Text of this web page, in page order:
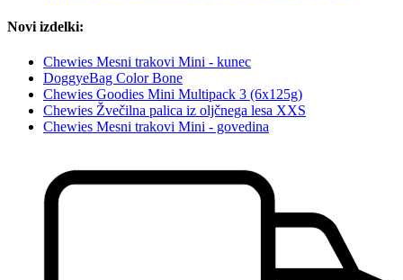
Novi izdelki:
Chewies Mesni trakovi Mini - kunec
DoggyeBag Color Bone
Chewies Goodies Mini Multipack 3 (6x125g)
Chewies Žvečilna palica iz oljčnega lesa XXS
Chewies Mesni trakovi Mini - govedina